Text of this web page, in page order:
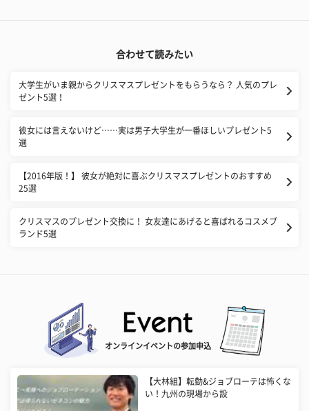
合わせて読みたい
大学生がいま親からクリスマスプレゼントをもらうなら？ 人気のプレ
ゼント5選！
彼女には言えないけど……実は男子大学生が一番ほしいプレゼント5
選
【2016年版！】 彼女が絶対に喜ぶクリスマスプレゼントのおすすめ
25選
クリスマスのプレゼント交換に！ 女友達にあげると喜ばれるコスメブ
ランド5選
オンラインイベントの参加申込
【大林組】転勤&ジョブローテは怖くな
い！九州の現場から設